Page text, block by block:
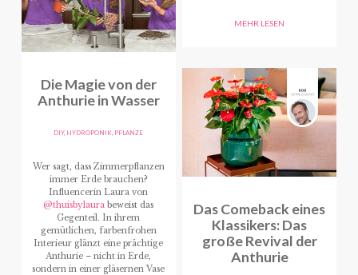
Die Magie von der
Anthurie in Wasser
DIY, HYDROPONIK, PFLANZE
Wer sagt, dass Zimmerpflanzen
immer Erde brauchen?
Influencerin Laura von
@thuisbylaura beweist das
Gegenteil. In ihrem
gemütlichen, farbenfrohen
Interieur glänzt eine prächtige
Anthurie – nicht in Erde,
sondern in einer gläsernen Vase
MEHR LESEN
Das Comeback eines
Klassikers: Das
große Revival der
Anthurie